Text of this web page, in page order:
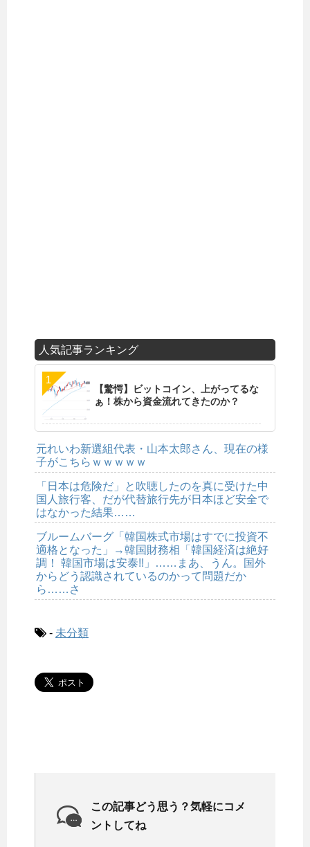
人気記事ランキング
【驚愕】ビットコイン、上がってるな
ぁ！株から資金流れてきたのか？
元れいわ新選組代表・山本太郎さん、現在の様
子がこちらｗｗｗｗｗ
「日本は危険だ」と吹聴したのを真に受けた中
国人旅行客、だが代替旅行先が日本ほど安全で
はなかった結果……
ブルームバーグ「韓国株式市場はすでに投資不
適格となった」→韓国財務相「韓国経済は絶好
調！ 韓国市場は安泰!!」……まあ、うん。国外
からどう認識されているのかって問題だか
ら……さ
- 未分類
この記事どう思う？気軽にコメ
ントしてね